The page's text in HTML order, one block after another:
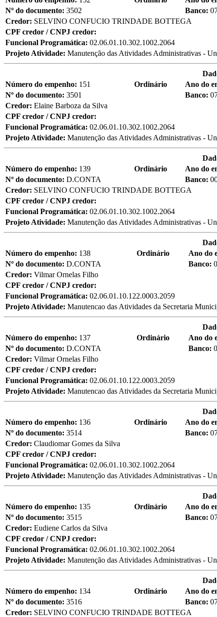
Nº do documento: 3502 Banco:
Credor: SELVINO CONFUCIO TRINDADE BOTTEGA
CPF credor / CNPJ credor:
Funcional Programática: 02.06.01.10.302.1002.2064
Projeto Atividade: Manutenção das Atividades Administrativas -
Número do empenho: 151 Ordinário
Ano do
Nº do documento: 3501 Banco:
Credor: Elaine Barboza da Silva
CPF credor / CNPJ credor:
Funcional Programática: 02.06.01.10.302.1002.2064
Projeto Atividade: Manutenção das Atividades Administrativas -
Número do empenho: 139 Ordinário
Ano do
Nº do documento: D.CONTA Banco:
Credor: SELVINO CONFUCIO TRINDADE BOTTEGA
CPF credor / CNPJ credor:
Funcional Programática: 02.06.01.10.302.1002.2064
Projeto Atividade: Manutenção das Atividades Administrativas -
Número do empenho: 138 Ordinário
Ano do
Nº do documento: D.CONTA Banco:
Credor: Vilmar Ornelas Filho
CPF credor / CNPJ credor:
Funcional Programática: 02.06.01.10.122.0003.2059
Projeto Atividade: Manutencao das Atividades da Secretaria
Número do empenho: 137 Ordinário
Ano do
Nº do documento: D.CONTA Banco:
Credor: Vilmar Ornelas Filho
CPF credor / CNPJ credor:
Funcional Programática: 02.06.01.10.122.0003.2059
Projeto Atividade: Manutencao das Atividades da Secretaria
Número do empenho: 136 Ordinário
Ano do
Nº do documento: 3514 Banco:
Credor: Claudiomar Gomes da Silva
CPF credor / CNPJ credor:
Funcional Programática: 02.06.01.10.302.1002.2064
Projeto Atividade: Manutenção das Atividades Administrativas -
Número do empenho: 135 Ordinário
Ano do
Nº do documento: 3515 Banco:
Credor: Eudiene Carlos da Silva
CPF credor / CNPJ credor:
Funcional Programática: 02.06.01.10.302.1002.2064
Projeto Atividade: Manutenção das Atividades Administrativas -
Número do empenho: 134 Ordinário
Ano do
Nº do documento: 3516 Banco:
Credor: SELVINO CONFUCIO TRINDADE BOTTEGA